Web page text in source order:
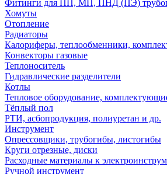
Фитинги для ПП, МП, ПНД (ПЭ)
Хомуты
Отопление
Радиаторы
Калориферы, теплообменники,
Конвекторы газовые
Теплоноситель
Гидравлические разделители
Котлы
Тепловое оборудование,
Тёплый пол
РТИ, асбопродукция, полиуретан и др.
Инструмент
Опрессовщики, трубогибы, листогибы
Круги отрезные, диски
Расходные материалы к
Ручной инструмент